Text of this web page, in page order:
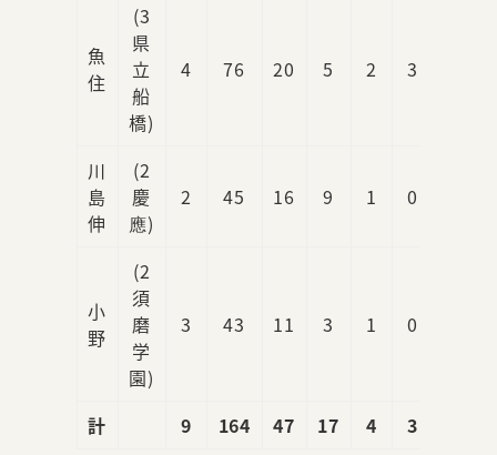
魚
住
(3
県
立
船
橋)
4 76 20 5 2 3
川
島
伸
(2
慶
應)
2 45 16 9 1 0
小
野
(2
須
磨
学
園)
3 43 11 3 1 0
計 9 164 47 17 4 3